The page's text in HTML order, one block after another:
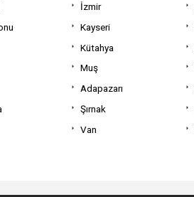
İzmir
Kayseri
Kütahya
Muş
Adapazarı
Şırnak
Van